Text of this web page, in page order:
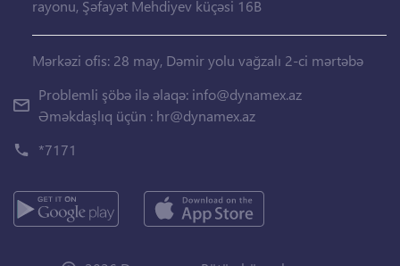
rayonu, Şəfayət Mehdiyev küçəsi 16B
Mərkəzi ofis: 28 may, Dəmir yolu vağzalı 2-ci mərtəbə
Problemli şöbə ilə əlaqə: info@dynamex.az
Əməkdaşlıq üçün : hr@dynamex.az
*7171